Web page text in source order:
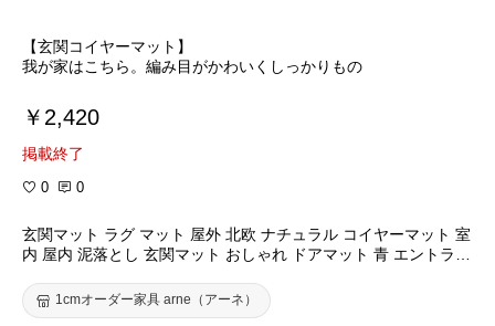
【玄関コイヤーマット】
我が家はこちら。編み目がかわいくしっかりもの
￥2,420
掲載終了
0 0
玄関マット ラグ マット 屋外 北欧 ナチュラル コイヤーマット 室
内 屋内 泥落とし 玄関マット おしゃれ ドアマット 青 エントラン
イヤマット ラグマット 厚手 トイレ 玄関 廊下 インテリア シンプ
ル モダン
1cmオーダー家具 arne（アーネ）